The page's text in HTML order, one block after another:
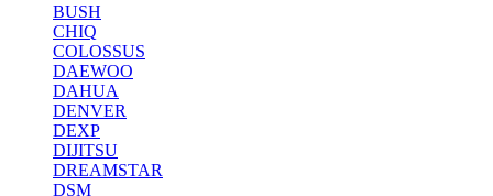
BUSH
CHIQ
COLOSSUS
DAEWOO
DAHUA
DENVER
DEXP
DIJITSU
DREAMSTAR
DSM